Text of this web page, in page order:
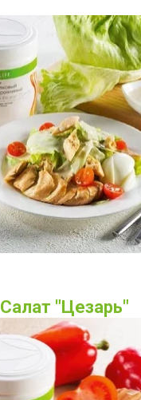
Салат "Цезарь"